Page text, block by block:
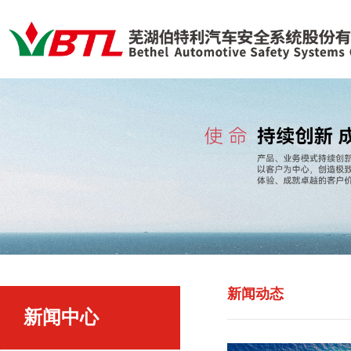
新闻中心
新闻动态